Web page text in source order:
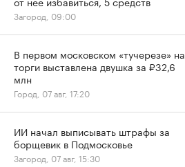
Загород, 09:00
В первом московском «тучерезе» на
торги выставлена двушка за ₽32,6
млн
Город, 07 авг, 17:20
ИИ начал выписывать штрафы за
борщевик в Подмосковье
Загород, 07 авг, 15:30